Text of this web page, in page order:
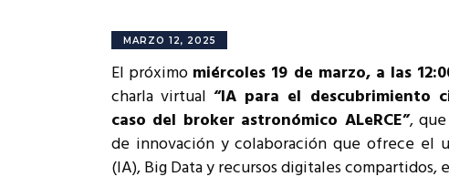
Valores
Historia
Kit de Identidad
Cumplimiento Legal
Cómo
Cumplimiento Legal
MARZO 12, 2025
El próximo miércoles 19 de marzo, a las
charla virtual“IA para el descubrimiento
caso del broker astronómico ALeRCE”,
de innovación y colaboración que ofrece el
(IA), Big Data y recursos digitales